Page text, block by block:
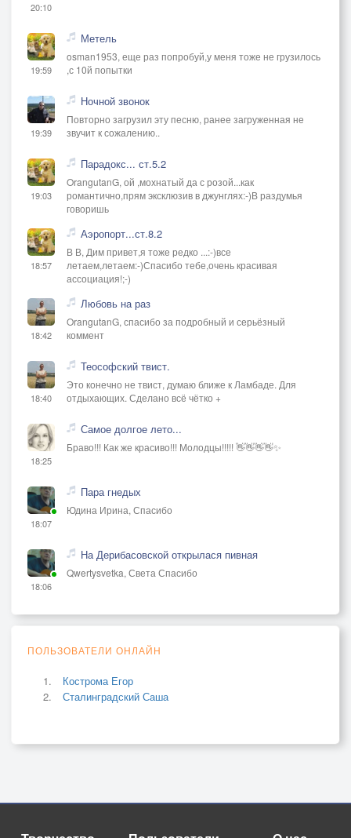
20:10
19:59
Метель
osman1953, еще раз попробуй,у меня тоже не грузилось
,с 10й попытки
19:39
Ночной звонок
Повторно загрузил эту песню, ранее загруженная не
звучит к сожалению..
19:03
Парадокс... ст.5.2
OrangutanG, ой ,мохнатый да с розой...как
романтично,прям эксклюзив в джунглях:-)В раздумья
говоришь
18:57
Аэропорт...ст.8.2
В В, Дим привет,я тоже редко ...:-)все
летаем,летаем:-)Спасибо тебе,очень красивая
ассоциация!;-)
18:42
Любовь на раз
OrangutanG, спасибо за подробный и серьёзный
коммент
18:40
Теософский твист.
Это конечно не твист, думаю ближе к Ламбаде. Для
отдыхающих. Сделано всё чётко +
18:25
Самое долгое лето...
Браво!!! Как же красиво!!! Молодцы!!!!! 👋👋👋👋✨
18:07
Пара гнедых
Юдина Ирина, Спасибо
18:06
На Дерибасовской открылася пивная
Qwertysvetka, Света Спасибо
ПОЛЬЗОВАТЕЛИ ОНЛАЙН
Кострома Егор
Сталинградский Саша